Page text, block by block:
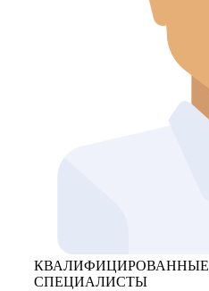
КВАЛИФИЦИРОВАННЫЕ
СПЕЦИАЛИСТЫ